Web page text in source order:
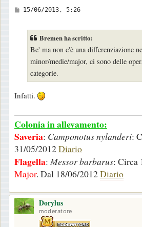
M
i
15/06/2013, 5:26
Bremen ha scritto:
Be' ma non c'è una differenziazione
minor/medie/major, ci sono delle
categorie.
Infatti.
Colonia in allevamento:
Saveria: Camponotus nylanderi:
31/05/2012Diario
Flagella: Messor barbarus: Circa
Major. Dal 18/06/2012Diario
Dorylus
moderatore